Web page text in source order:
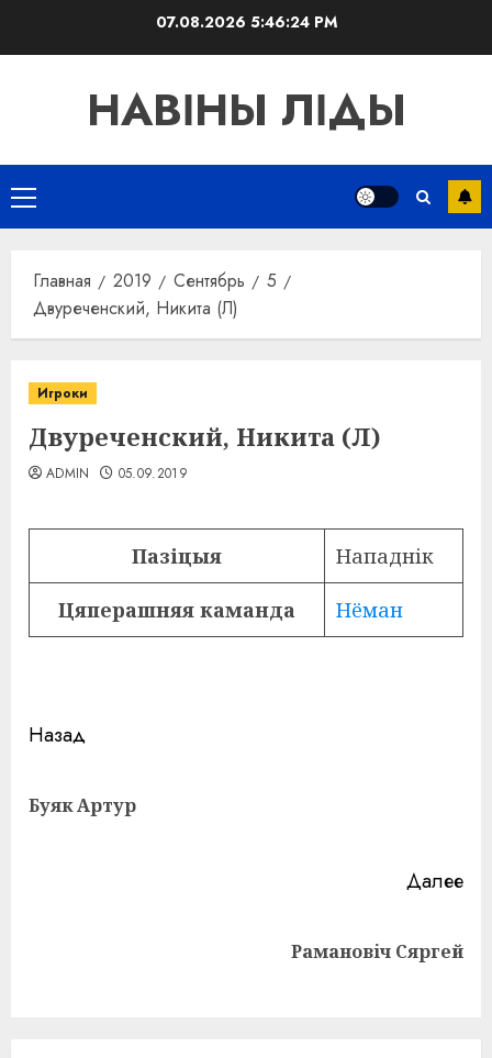
07.08.2026 5:46:24 PM
НАВІНЫ ЛІДЫ
Основное
меню
Главная 2019 Сентябрь
5
Двуреченский, Никита (Л)
Игроки
Двуреченский, Никита (Л)
ADMIN 05.09.2019
Пазіцыя Нападнік
Цяперашняя каманда Нёман
Навигация
Назад
Буяк Артур
Далее
Рамановіч Сяргей